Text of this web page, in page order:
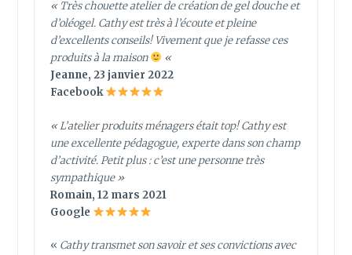
« Très chouette atelier de création de gel douche et
d’oléogel. Cathy est très à l’écoute et pleine
d’excellents conseils! Vivement que je refasse ces
produits à la maison
«
Jeanne, 23 janvier 2022
Facebook
«L’atelier produits ménagers était top! Cathy est
une excellente pédagogue, experte dans son champ
d’activité. Petit plus : c’est une personne très
sympathique»
Romain, 12 mars 2021
Google
« Cathy transmet son savoir et ses convictions avec